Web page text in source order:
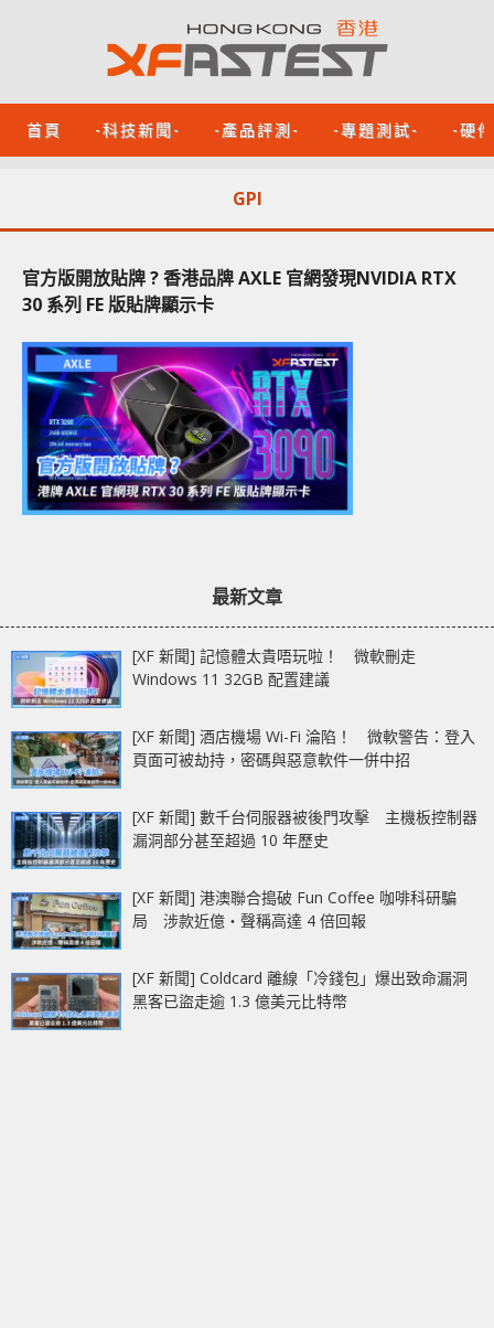
首頁 -科技新聞- -產品評測- -專題測試- -硬
GPI
官方版開放貼牌 ? 香港品牌 AXLE 官網發現NVIDIA RTX
30 系列 FE 版貼牌顯示卡
最新文章
[XF 新聞] 記憶體太貴唔玩啦！ 微軟刪走
Windows 11 32GB 配置建議
[XF 新聞] 酒店機場 Wi-Fi 淪陷！ 微軟警告：登入
頁面可被劫持，密碼與惡意軟件一併中招
[XF 新聞] 數千台伺服器被後門攻擊 主機板控制器
漏洞部分甚至超過 10 年歷史
[XF 新聞] 港澳聯合搗破 Fun Coffee 咖啡科研騙
局 涉款近億‧聲稱高達 4 倍回報
[XF 新聞] Coldcard 離線「冷錢包」爆出致命漏洞
黑客已盜走逾 1.3 億美元比特幣